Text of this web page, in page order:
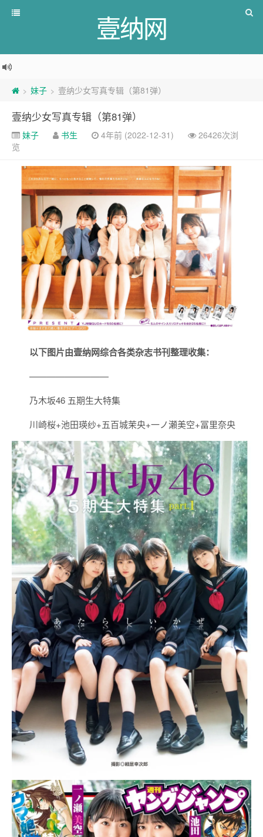
壹纳网
> 妹子 > 壹纳少女写真专辑（第81弹）
壹纳少女写真专辑（第81弹）
妹子 书生 4年前 (2022-12-31)
26426次浏
览
以下图片由壹纳网综合各类杂志书刊整理收集：
—————————
乃木坂46 五期生大特集
川崎桜+池田瑛纱+五百城茉央+一ノ瀬美空+冨里奈央